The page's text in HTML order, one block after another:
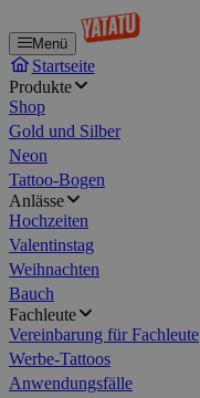
Menü
Startseite
Produkte
Shop
Gold und Silber
Neon
Tattoo-Bogen
Anlässe
Hochzeiten
Valentinstag
Weihnachten
Bauch
Fachleute
Vereinbarung für Fachleute
Werbe-Tattoos
Anwendungsfälle